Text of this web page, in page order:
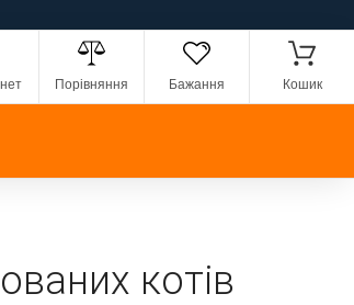
Порівняння Бажання Кошик
котів